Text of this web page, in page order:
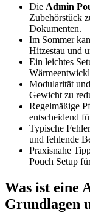
Die Admin
Zubehörstück
Dokumenten.
Im Sommer
Hitzestau und
Ein leichtes
Modularität
Gewicht zu
Regelmäßige
entscheidend
Typische
und fehlende
Praxisnahe
Pouch Setup
Was ist eine
Grundlagen